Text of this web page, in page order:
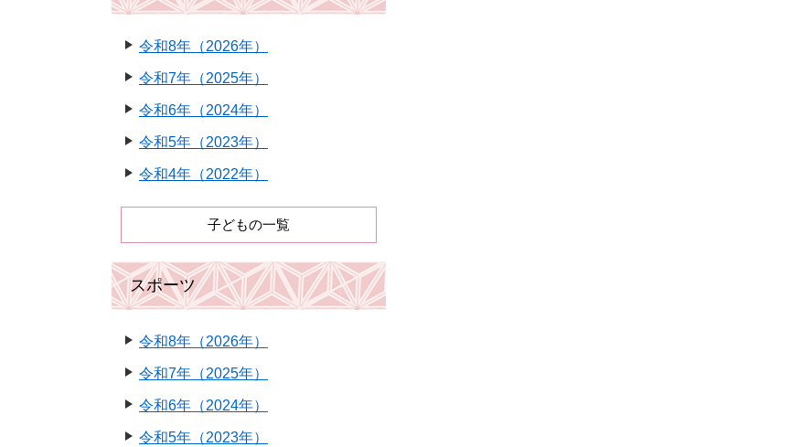
令和8年（2026年）
令和7年（2025年）
令和6年（2024年）
令和5年（2023年）
令和4年（2022年）
子どもの一覧
スポーツ
令和8年（2026年）
令和7年（2025年）
令和6年（2024年）
令和5年（2023年）